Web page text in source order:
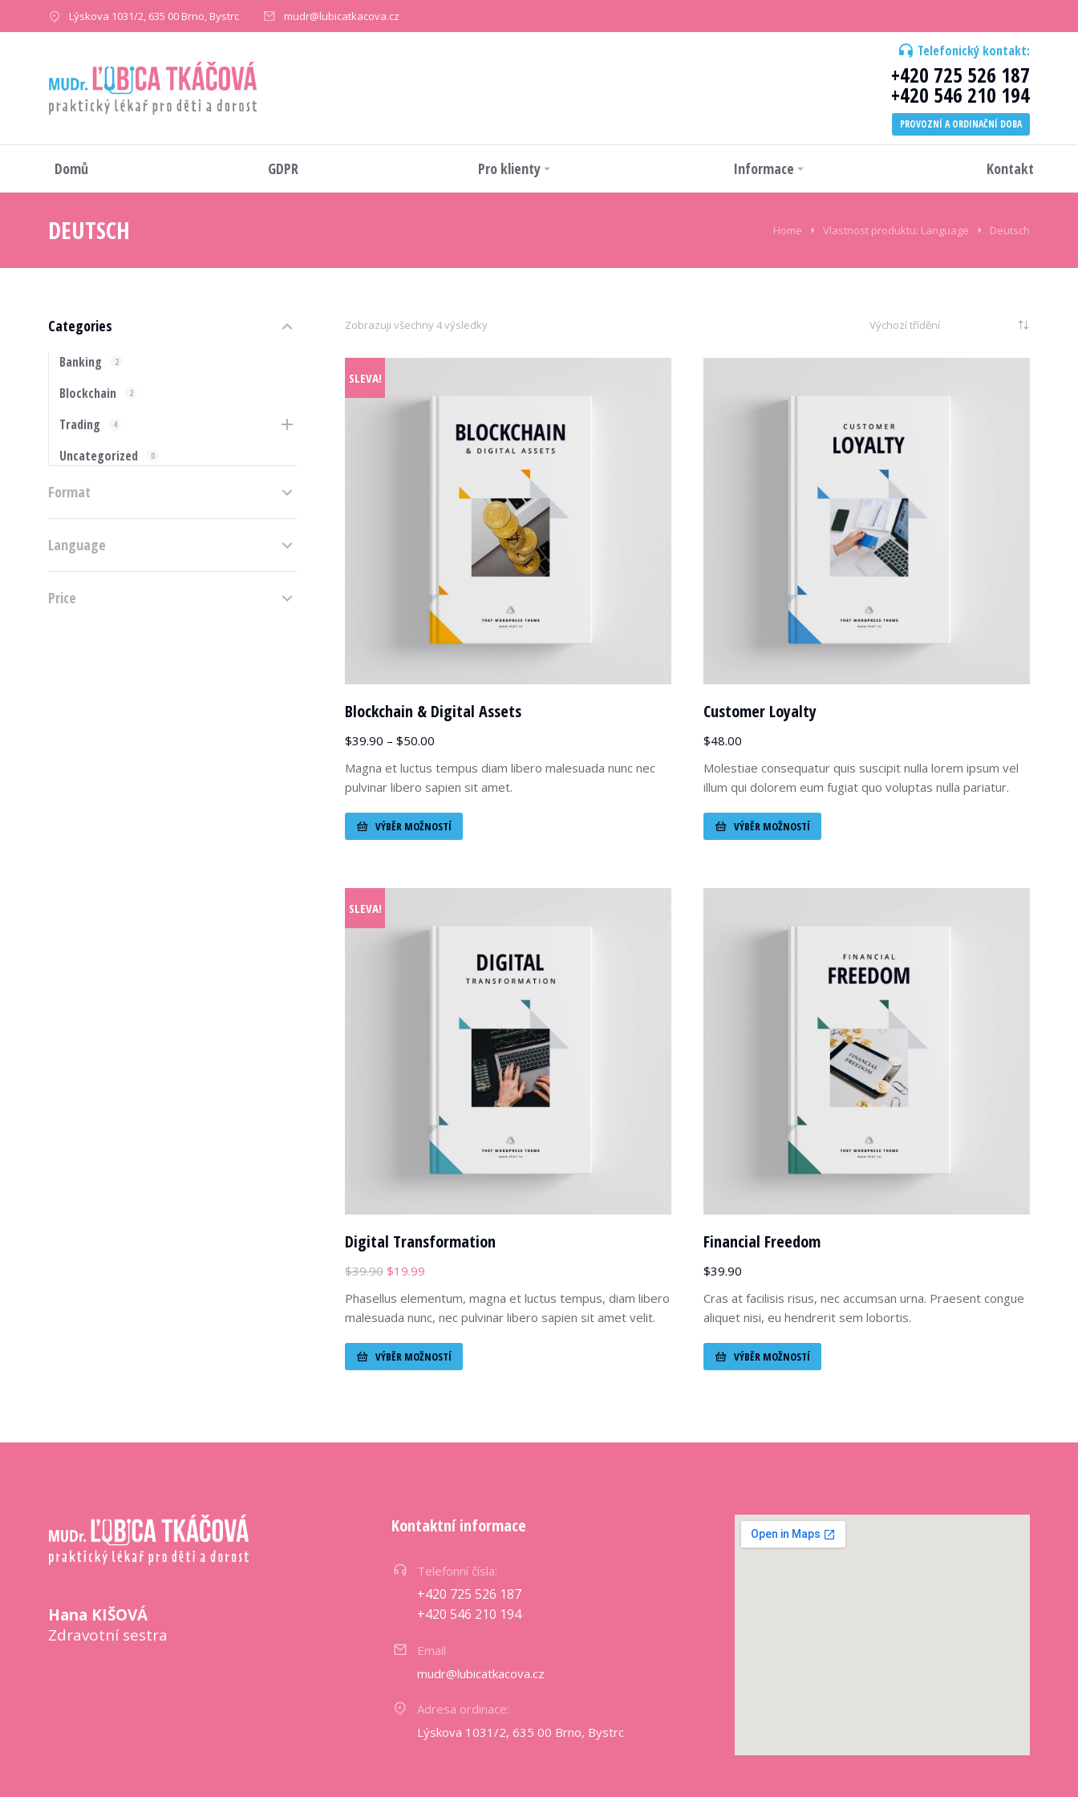
Lýskova 1031/2, 635 00 Brno, Bystrc mudr@lubicatkacova.cz
Telefonický kontakt:
+420 725 526 187
+420 546 210 194
PROVOZNÍ A ORDINAČNÍ DOBA
Domů GDPR Pro klienty Informace Kontakt
DEUTSCH Home Vlastnost produktu: Language Deutsch
Categories
Banking 2
Blockchain 2
Trading 4
Uncategorized 0
Format
Language
Price
Zobrazuji všechny 4 výsledky
SLEVA!
Blockchain & Digital Assets
$39.90 – $50.00
Magna et luctus tempus diam libero malesuada nunc nec
pulvinar libero sapien sit amet.
VÝBĚR MOŽNOSTÍ
Customer Loyalty
$48.00
Molestiae consequatur quis suscipit nulla lorem ipsum vel
illum qui dolorem eum fugiat quo voluptas nulla pariatur.
VÝBĚR MOŽNOSTÍ
SLEVA!
Digital Transformation
$39.90 $19.99
Phasellus elementum, magna et luctus tempus, diam libero
malesuada nunc, nec pulvinar libero sapien sit amet velit.
VÝBĚR MOŽNOSTÍ
Financial Freedom
$39.90
Cras at facilisis risus, nec accumsan urna. Praesent congue
aliquet nisi, eu hendrerit sem lobortis.
VÝBĚR MOŽNOSTÍ
Hana KIŠOVÁ
Zdravotní sestra
Kontaktní informace
Telefonní čísla:
+420 725 526 187
+420 546 210 194
Email
mudr@lubicatkacova.cz
Adresa ordinace:
Lýskova 1031/2, 635 00 Brno, Bystrc